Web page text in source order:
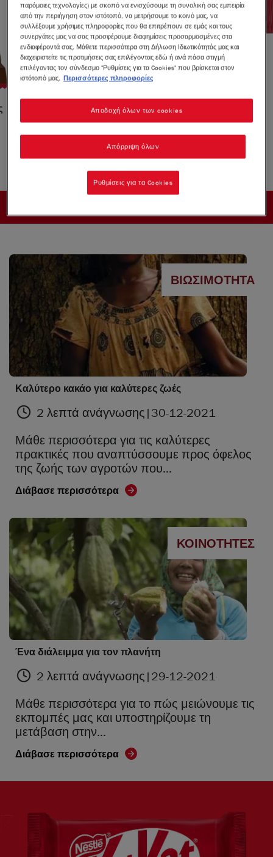
Ταμπλέτα Cookie Dough
99g
ΒΙΩΣΙΜΌΤΗΤΑ
Καλύτερο κακάο για καλύτερες ζωές
2 λεπτά ανάγνωσης | 30-12-2021
Μάθε περισσότερα για τις καλύτερες
πρακτικές που αναπτύσσουμε προς όφελος
της ζωής των αγροτών που…
Διάβασε περισσότερα
ΚΟΙΝΌΤΗΤΕΣ
Ένα διάλειμμα για τον πλανήτη
2 λεπτά ανάγνωσης | 29-12-2021
Μάθε περισσότερα για το πώς μειώνουμε τις
εκπομπές μας και υποστηρίζουμε τη
μετάβαση στην…
Διάβασε περισσότερα
παρόμοιες τεχνολογίες) με σκοπό να ενισχύσουμε τη συνολική σας εμπειρία
από την περιήγηση στον ιστότοπό, να μετρήσουμε το κοινό μας, να
συλλέξουμε χρήσιμες πληροφορίες που θα επιτρέπουν σε εμάς και τους
συνεργάτες μας να σας προσφέρουμε διαφημίσεις προσαρμοσμένες στα
ενδιαφέροντά σας. Μάθετε περισσότερα στη Δήλωση Ιδιωτικότητάς μας και
διαχειριστείτε τις προτιμήσεις σας επιλέγοντας εδώ ή ανά πάσα στιγμή
επιλέγοντας τον σύνδεσμο "Ρυθμίσεις για τα Cookies" που βρίσκεται στον
ιστότοπό μας. Περισσότερες πληροφορίες
Απόρριψη όλων
Αποδοχή όλων των cookies
Ρυθμίσεις για τα Cookies